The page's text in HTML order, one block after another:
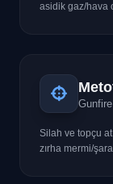
asidik gaz/hava
Silah ve topçu
zırha mermi/